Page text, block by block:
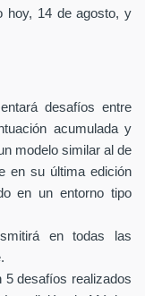
hoy, 14 de agosto, y
desafíos entre
acumulada y
modelo similar al de
en su última edición
en un entorno tipo
en todas las
5 desafíos realizados